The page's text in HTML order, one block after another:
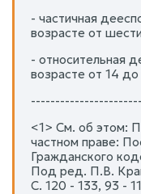
- частичная
возрасте от
- относительная
возрасте от 14 до
<1> См. об этом:
частном праве:
Гражданского
Под ред. П.В.
С. 120 - 133, 93 -